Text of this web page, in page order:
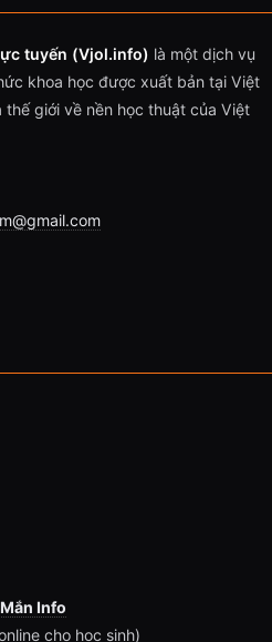
tuyến (Vjol.info) là một dịch vụ
khoa học được xuất bản tại Việt
giới về nền học thuật của Việt
Info
cho học sinh)